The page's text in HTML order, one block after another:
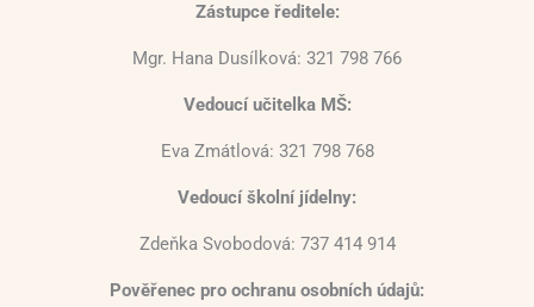
Zástupce ředitele:
Mgr. Hana Dusílková: 321 798 766
Vedoucí učitelka MŠ:
Eva Zmátlová: 321 798 768
Vedoucí školní jídelny:
Zdeňka Svobodová: 737 414 914
Pověřenec pro ochranu osobních údajů: